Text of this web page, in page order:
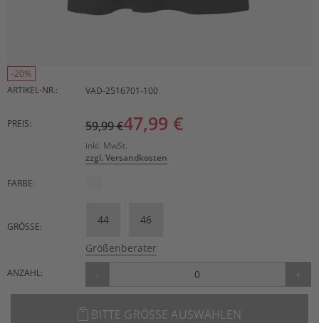
-20%
ARTIKEL-NR.:
VAD-2516701-100
PREIS: 59,99 €47,99 €
inkl. MwSt.
zzgl. Versandkosten
FARBE:
GRÖSSE:
44 46
Größenberater
ANZAHL: - +
BITTE GRÖSSE AUSWÄHLEN